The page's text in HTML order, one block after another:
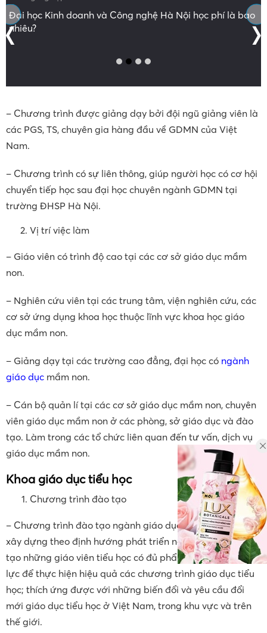
‹ ›
– Chương trình được giảng dạy bởi đội ngũ giảng viên là
các PGS, TS, chuyên gia hàng đầu về GDMN của Việt
– Chương trình có sự liên thông, giúp người học có cơ hội
Vị trí việc làm
– Giáo viên có trình độ cao tại các cơ sở giáo dục mầm
– Nghiên cứu viên tại các trung tâm, viện nghiên cứu, các
dục mầm non.
– Giảng dạy tại các trường cao đẳng, đại học cóngành
giáo dục mầm non.
– Cán bộ quản lí tại các cơ sở giáo dục mầm non, chuyên
viên giáo dục mầm non ở các phòng, sở giáo dục và đào
tạo. Làm trong các tổ chức liên quan đến tư vấn, dịch vụ
giáo dục mầm non.
Khoa giáo dục tiểu học
Chương trình đào tạo
– Chương trình đào tạo ngành giáo dục tiểu học được
xây dựng theo định hướng phát triển năng lực, nhằm đào